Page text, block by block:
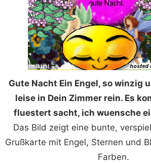
Gute Nacht Ein Engel, so winzig
leise in Dein Zimmer rein. Es
fluestert sacht, ich wuensche
Das Bild zeigt eine bunte,
Grußkarte mit Engel, Sternen und
Farben.